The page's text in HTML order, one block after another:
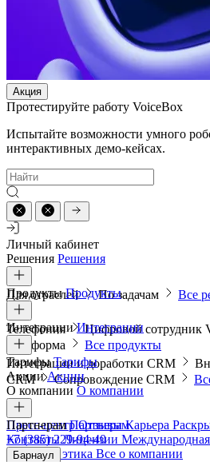
Акция
Протестируйте работу VoiceBox
Испытайте возможности умного
интерактивных демо-кейсах.
Личный кабинет
Решения Решения
Для отраслей По задачам Все
ПродуктыПродукты
Телефония Цифровой сотрудник
платформа
Все продукты
ИнтеграцииИнтеграции
Интеграции и доработки CRM
CRM
Сопровождение CRM
ТарифыТарифы
АкцииАкции
О компании О компании
Пресс-центрОтзывыКарьера
КонтактыЛицензии Международная
и деловая этика Все о компании
ПартнерамПартнерам
+7 (385) 229-94-40
Барнаул